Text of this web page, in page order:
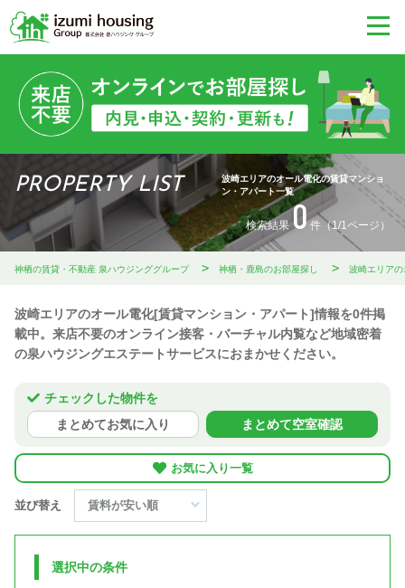
PROPERTY LIST
波崎エリアのオール電化の賃貸マンショ
ン・アパート一覧
検索結果 0件（1/1ページ）
神栖の賃貸・不動産 泉ハウジンググループ 神栖・鹿島のお部屋探し 波崎エリア
波崎エリアのオール電化[賃貸マンション・アパート]情報を0件掲
載中。来店不要のオンライン接客・バーチャル内覧など地域密着
の泉ハウジングエステートサービスにおまかせください。
チェックした物件を
まとめてお気に入り
まとめて空室確認
お気に入り一覧
並び替え
選択中の条件